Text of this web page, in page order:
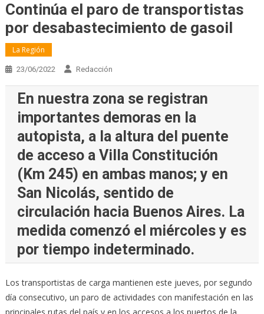
Continúa el paro de transportistas
por desabastecimiento de gasoil
La Región
23/06/2022 Redacción
En nuestra zona se registran
importantes demoras en la
autopista, a la altura del puente
de acceso a Villa Constitución
(Km 245) en ambas manos; y en
San Nicolás, sentido de
circulación hacia Buenos Aires. La
medida comenzó el miércoles y es
por tiempo indeterminado.
Los transportistas de carga mantienen este jueves, por segundo
día consecutivo, un paro de actividades con manifestación en las